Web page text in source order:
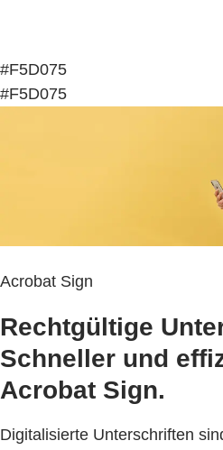
#F5D075
#F5D075
Acrobat Sign
Rechtgültige
Schneller und
Acrobat Sign.
Digitalisierte Unterschriften